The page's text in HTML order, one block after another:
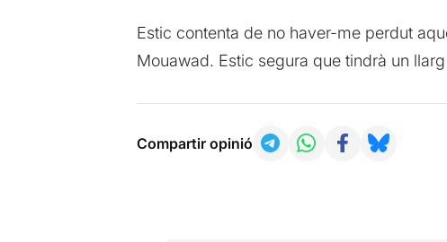
Estic contenta de no haver-me perdut
Mouawad. Estic segura que tindrà un
Compartir opinió